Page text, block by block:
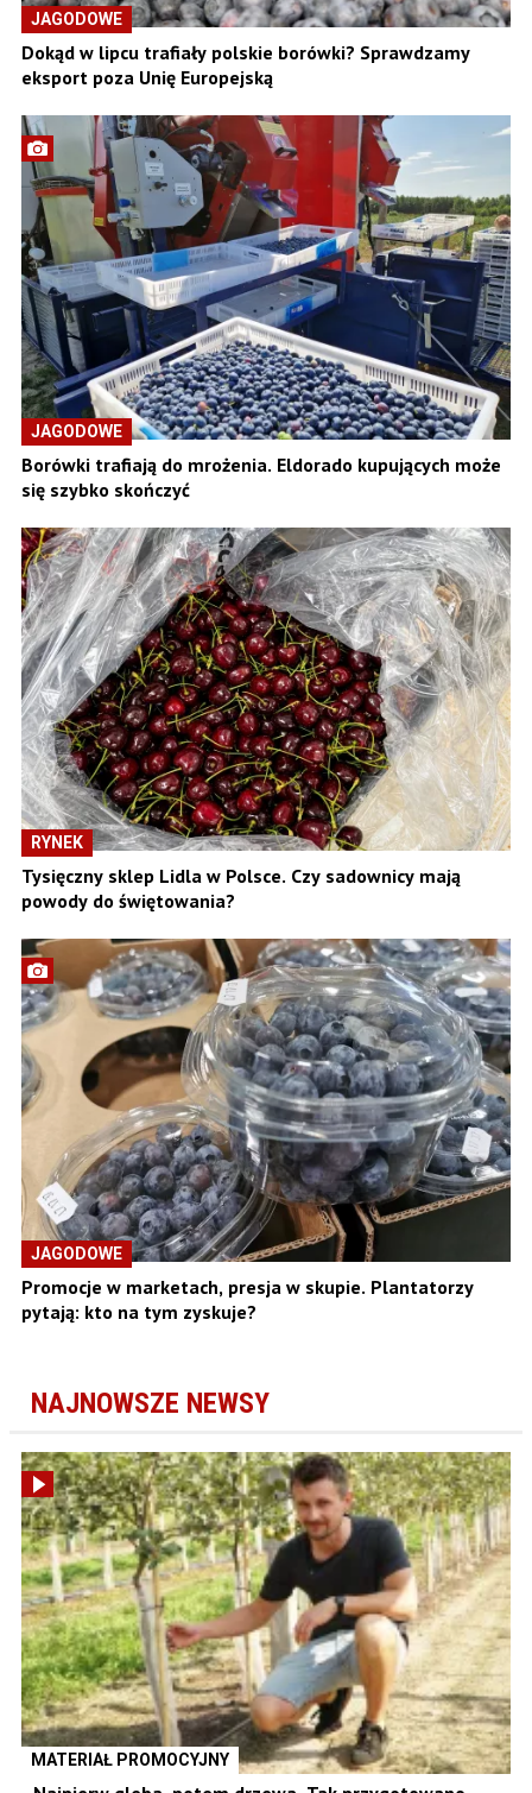
JAGODOWE
Dokąd w lipcu trafiały polskie borówki? Sprawdzamy
eksport poza Unię Europejską
JAGODOWE
Borówki trafiają do mrożenia. Eldorado kupujących może
się szybko skończyć
RYNEK
Tysięczny sklep Lidla w Polsce. Czy sadownicy mają
powody do świętowania?
JAGODOWE
Promocje w marketach, presja w skupie. Plantatorzy
pytają: kto na tym zyskuje?
NAJNOWSZE NEWSY
MATERIAŁ PROMOCYJNY